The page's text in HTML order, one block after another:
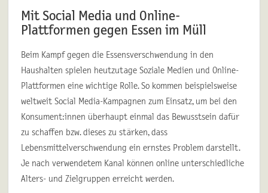
Mit Social Media und Online-
Plattformen gegen Essen im Müll
Beim Kampf gegen die Essensverschwendung in den
Haushalten spielen heutzutage Soziale Medien und Online-
Plattformen eine wichtige Rolle. So kommen beispielsweise
weltweit Social Media-Kampagnen zum Einsatz, um bei den
Konsument:innen überhaupt einmal das Bewusstsein dafür
zu schaffen bzw. dieses zu stärken, dass
Lebensmittelverschwendung ein ernstes Problem darstellt.
Je nach verwendetem Kanal können online unterschiedliche
Alters- und Zielgruppen erreicht werden.